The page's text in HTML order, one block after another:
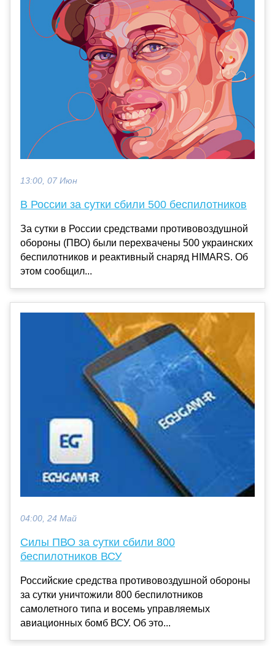
13:00, 07 Июн
В России за сутки сбили 500 беспилотников
За сутки в России средствами противовоздушной
обороны (ПВО) были перехвачены 500 украинских
беспилотников и реактивный снаряд HIMARS. Об
этом сообщил...
04:00, 24 Май
Силы ПВО за сутки сбили 800
беспилотников ВСУ
Российские средства противовоздушной обороны
за сутки уничтожили 800 беспилотников
самолетного типа и восемь управляемых
авиационных бомб ВСУ. Об это...